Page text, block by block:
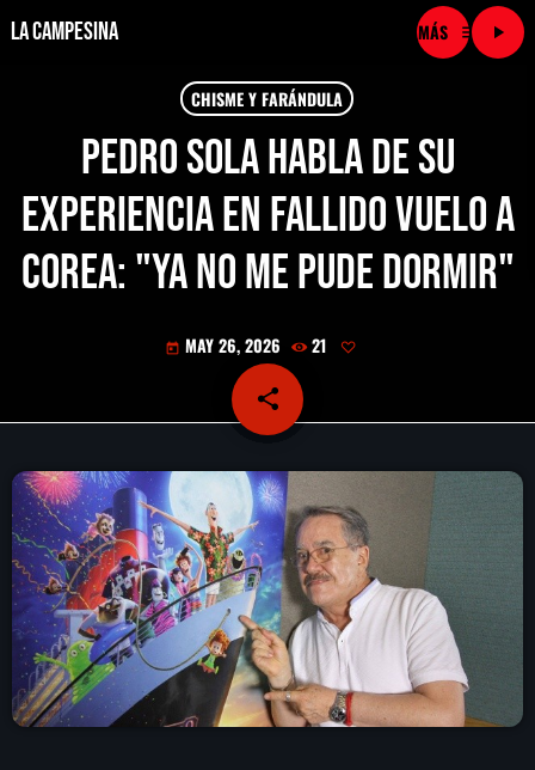
La Campesina menu
play_arrow
LA CAMPESINA CADENA
play_arrow LA CAMPESINA 101.9 FM
play_arrow LA CAMPESINA 96.7 FM
LA CAMPESINA 106.3 FM
play_arrow LA CAMPESINA 92.5 FM
play_arrow LA CAMPESINA 107.9 FM
play_arrow LA CAMPESINA 104.5 FM
play_arrow LA CAMPESINA GEORGIA
CHISME Y FARÁNDULA
Pedro Sola habla de su
experiencia en FALLIDO vuelo a
Corea: "Ya no me pude dormir"
today MAY 26, 2026 21
share
email